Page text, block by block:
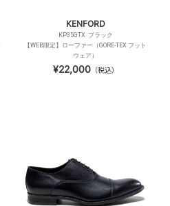
KENFORD
KP35GTX ブラック
【WEB限定】ローファー（GORE-TEX フット
ウェア）
¥22,000（税込）